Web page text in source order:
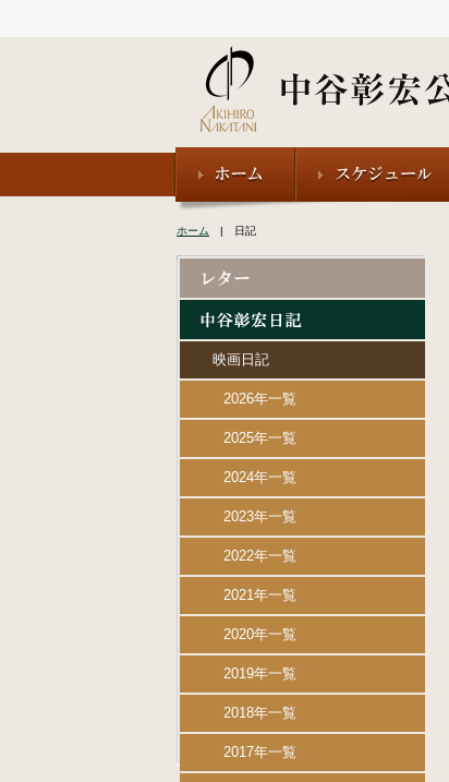
ホーム | 日記
映画日記
2026年一覧
2025年一覧
2024年一覧
2023年一覧
2022年一覧
2021年一覧
2020年一覧
2019年一覧
2018年一覧
2017年一覧